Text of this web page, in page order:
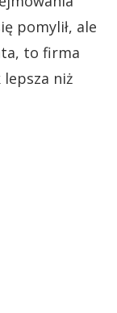
pomylił, ale
to firma
lepsza niż